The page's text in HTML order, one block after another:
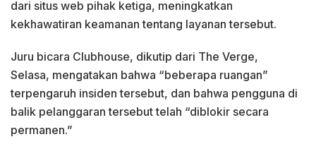
dari situs web pihak ketiga, meningkatkan
kekhawatiran keamanan tentang layanan tersebut.
Juru bicara Clubhouse, dikutip dari The Verge,
Selasa, mengatakan bahwa “beberapa ruangan”
terpengaruh insiden tersebut, dan bahwa pengguna di
balik pelanggaran tersebut telah “diblokir secara
permanen.”